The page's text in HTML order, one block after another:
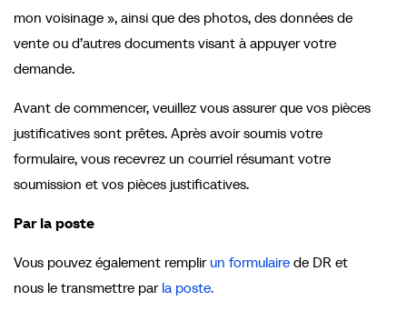
mon voisinage », ainsi que des photos, des données de
vente ou d’autres documents visant à appuyer votre
demande.
Avant de commencer, veuillez vous assurer que vos pièces
justificatives sont prêtes. Après avoir soumis votre
formulaire, vous recevrez un courriel résumant votre
soumission et vos pièces justificatives.
Par la poste
Vous pouvez également remplirun formulaire de DR et
nous le transmettre par la poste.